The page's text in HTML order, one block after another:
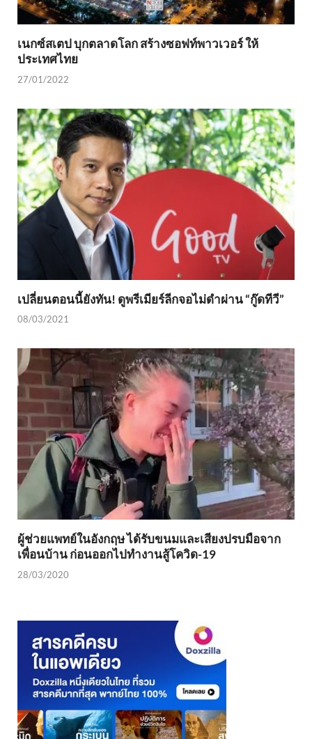
เนกซ์สเตป บุกตลาดโลก สร้างซอฟท์พาวเวอร์ ให้
ประเทศไทย
27/01/2022
เปลี่ยนตอนนี้ยังทัน! ดูพรีเมียร์ลีกจอไม่ดำผ่าน “กู๊ดทีวี”
08/03/2021
ผู้ช่วยแพทย์ในอังกฤษ ได้รับขนมและเสียงปรบมือจาก
เพื่อนบ้าน ก่อนออกไปทำงานสู้โควิด-19
28/03/2020